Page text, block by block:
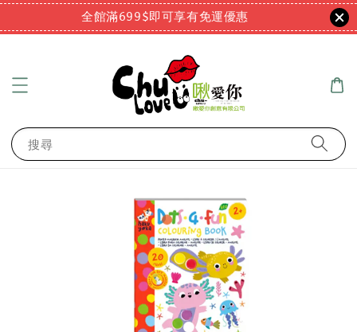
全館滿699$即可享有免運優惠
搜尋